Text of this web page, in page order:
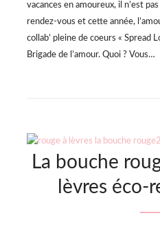
vacances en amoureux, il n’est
rendez-vous et cette année,
collab’ pleine de coeurs « Spread
Brigade de l’amour. Quoi ? Vous…
La bouche
lèvres éco-